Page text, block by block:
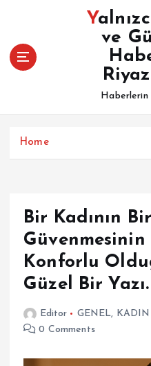
Yalnızca Doğru
ve
Haberlerin
Home
Bir Kadının
Konforlu
Güzel Bir Yazı.
Editor GENEL, KADIN
0 Comments